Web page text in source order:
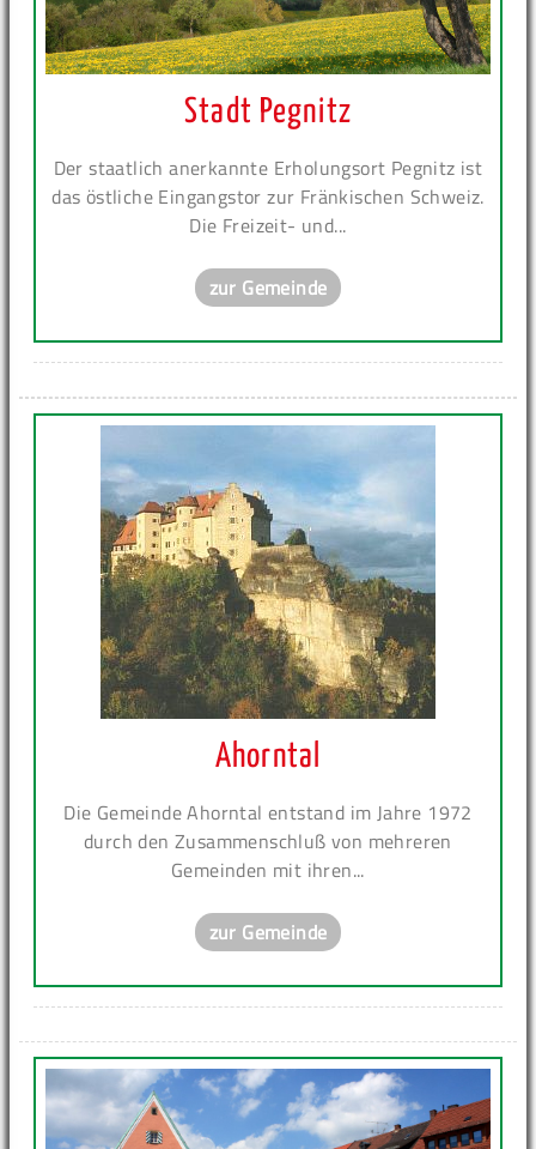
Stadt Pegnitz
Der staatlich anerkannte Erholungsort Pegnitz ist
das östliche Eingangstor zur Fränkischen Schweiz.
Die Freizeit- und...
zur Gemeinde
Ahorntal
Die Gemeinde Ahorntal entstand im Jahre 1972
durch den Zusammenschluß von mehreren
Gemeinden mit ihren...
zur Gemeinde